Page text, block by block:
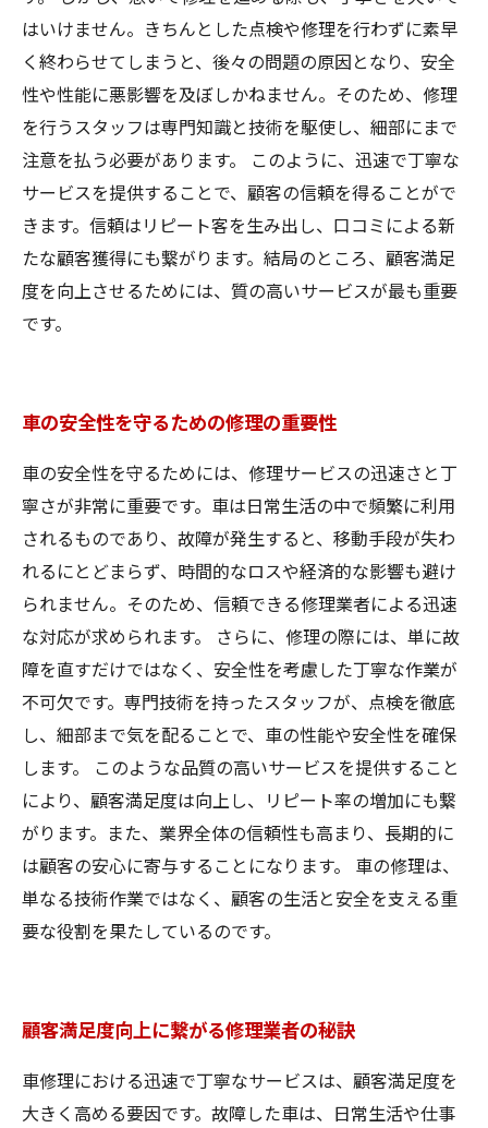
はいけません。きちんとした点検や修理を行わずに素早
く終わらせてしまうと、後々の問題の原因となり、安全
性や性能に悪影響を及ぼしかねません。そのため、修理
を行うスタッフは専門知識と技術を駆使し、細部にまで
注意を払う必要があります。 このように、迅速で丁寧な
サービスを提供することで、顧客の信頼を得ることがで
きます。信頼はリピート客を生み出し、口コミによる新
たな顧客獲得にも繋がります。結局のところ、顧客満足
度を向上させるためには、質の高いサービスが最も重要
です。
車の安全性を守るための修理の重要性
車の安全性を守るためには、修理サービスの迅速さと丁
寧さが非常に重要です。車は日常生活の中で頻繁に利用
されるものであり、故障が発生すると、移動手段が失わ
れるにとどまらず、時間的なロスや経済的な影響も避け
られません。そのため、信頼できる修理業者による迅速
な対応が求められます。 さらに、修理の際には、単に故
障を直すだけではなく、安全性を考慮した丁寧な作業が
不可欠です。専門技術を持ったスタッフが、点検を徹底
し、細部まで気を配ることで、車の性能や安全性を確保
します。 このような品質の高いサービスを提供すること
により、顧客満足度は向上し、リピート率の増加にも繋
がります。また、業界全体の信頼性も高まり、長期的に
は顧客の安心に寄与することになります。 車の修理は、
単なる技術作業ではなく、顧客の生活と安全を支える重
要な役割を果たしているのです。
顧客満足度向上に繋がる修理業者の秘訣
車修理における迅速で丁寧なサービスは、顧客満足度を
大きく高める要因です。故障した車は、日常生活や仕事